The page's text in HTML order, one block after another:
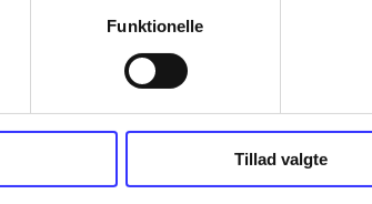
Funktionelle
Tillad valgte